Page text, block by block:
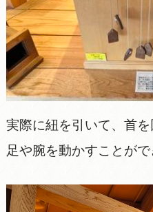
実際に紐を引いて、首を
足や腕を動かすことがで